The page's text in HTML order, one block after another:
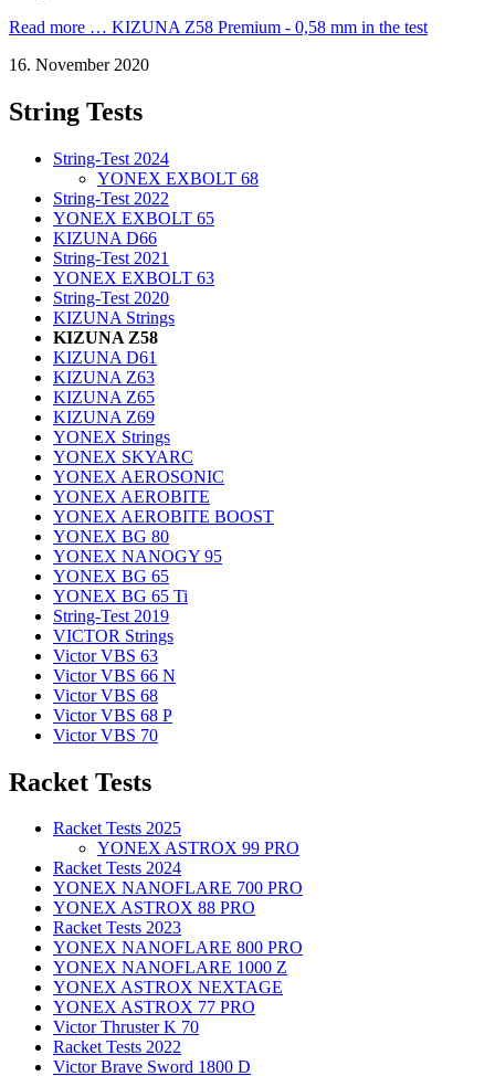
Read more … KIZUNA Z58 Premium - 0,58 mm in the test
16. November 2020
String Tests
String-Test 2024
YONEX EXBOLT 68
String-Test 2022
YONEX EXBOLT 65
KIZUNA D66
String-Test 2021
YONEX EXBOLT 63
String-Test 2020
KIZUNA Strings
KIZUNA Z58
KIZUNA D61
KIZUNA Z63
KIZUNA Z65
KIZUNA Z69
YONEX Strings
YONEX SKYARC
YONEX AEROSONIC
YONEX AEROBITE
YONEX AEROBITE BOOST
YONEX BG 80
YONEX NANOGY 95
YONEX BG 65
YONEX BG 65 Ti
String-Test 2019
VICTOR Strings
Victor VBS 63
Victor VBS 66 N
Victor VBS 68
Victor VBS 68 P
Victor VBS 70
Racket Tests
Racket Tests 2025
YONEX ASTROX 99 PRO
Racket Tests 2024
YONEX NANOFLARE 700 PRO
YONEX ASTROX 88 PRO
Racket Tests 2023
YONEX NANOFLARE 800 PRO
YONEX NANOFLARE 1000 Z
YONEX ASTROX NEXTAGE
YONEX ASTROX 77 PRO
Victor Thruster K 70
Racket Tests 2022
Victor Brave Sword 1800 D